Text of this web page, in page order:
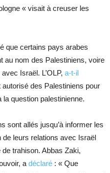
« visait à creuser les
que certains pays arabes
au nom des Palestiniens, voire
Israël. L’OLP, a-t-il
des Palestiniens pour
question palestinienne.
sont allés jusqu’à informer les
de leurs relations avec Israël
trahison. Abbas Zaki,
a déclaré : « Que